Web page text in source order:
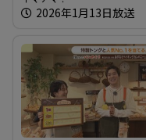
2026年1月13日放送